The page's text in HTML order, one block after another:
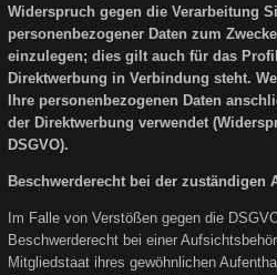
Widerspruch gegen die Verarbeitung
personenbezogener Daten zum
einzulegen; dies gilt auch für das
Direktwerbung in Verbindung steht.
Ihre personenbezogenen Daten
der Direktwerbung verwendet
DSGVO).
Beschwerderecht bei der zuständigen
Im Falle von Verstößen gegen die
Beschwerderecht bei einer
Mitgliedstaat ihres gewöhnlichen